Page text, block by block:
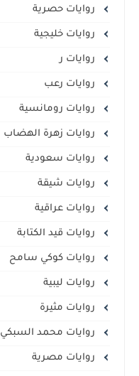
روايات حصرية
روايات خليجية
روايات ر
روايات رعب
روايات رومانسية
روايات زهرة الهضاب
روايات سعودية
روايات شيقة
روايات عراقية
روايات قيد الكتابة
روايات كوكي سامح
روايات ليبية
روايات مثيرة
روايات محمد السبكي
روايات مصرية